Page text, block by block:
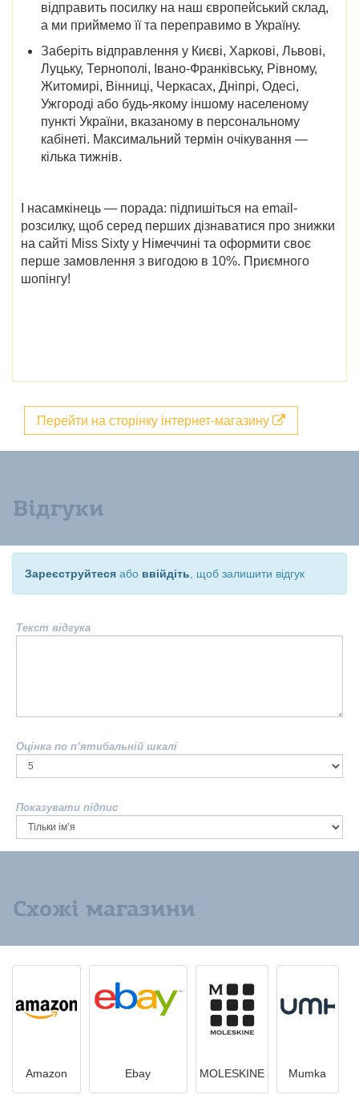
відправить посилку на наш європейський склад,
а ми приймемо її та переправимо в Україну.
Заберіть відправлення у Києві, Харкові, Львові,
Луцьку, Тернополі, Івано-Франківську, Рівному,
Житомирі, Вінниці, Черкасах, Дніпрі, Одесі,
Ужгороді або будь-якому іншому населеному
пункті України, вказаному в персональному
кабінеті. Максимальний термін очікування —
кілька тижнів.
І насамкінець — порада: підпишіться на email-
розсилку, щоб серед перших дізнаватися про знижки
на сайті Miss Sixty у Німеччині та оформити своє
перше замовлення з вигодою в 10%. Приємного
шопінгу!
Перейти на сторінку інтернет-магазину
Відгуки
Зареєструйтеся або ввійдіть , щоб залишити відгук
Текст відгука
Оцінка по п’ятибальній шкалі
Показувати підпис
Схожі магазини
Amazon Ebay MOLESKINE Mumka